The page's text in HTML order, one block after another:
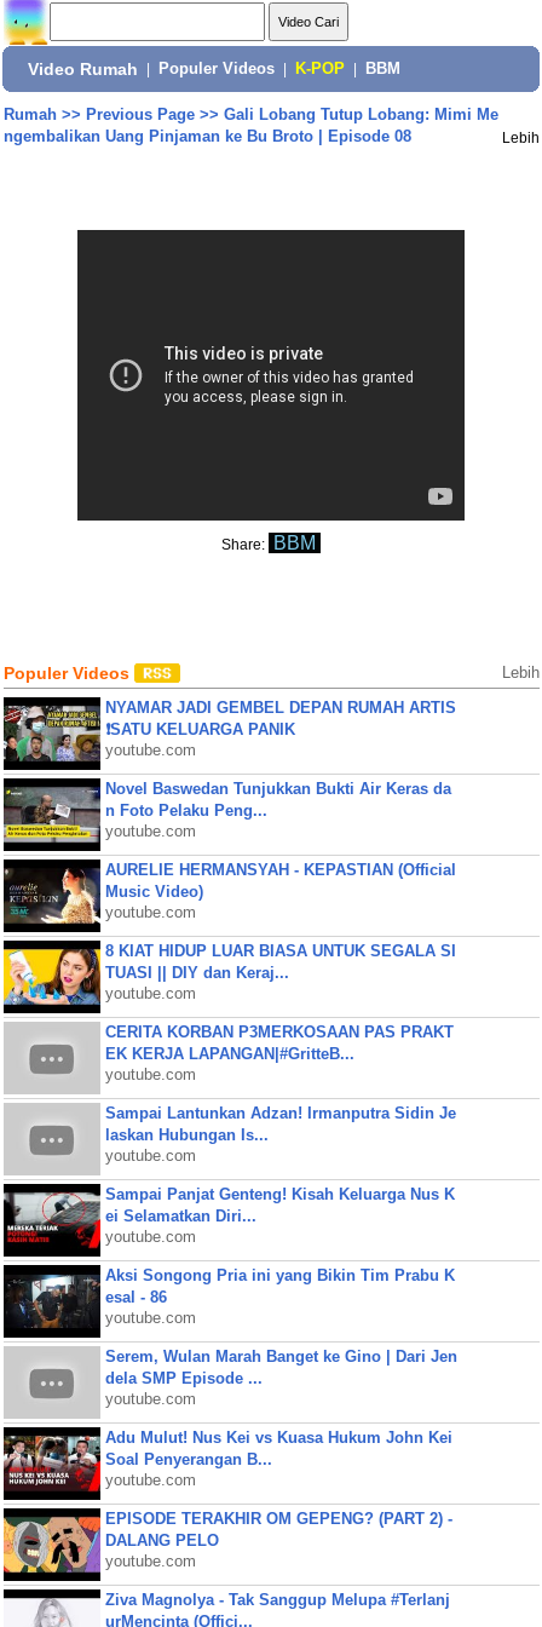
Video Rumah Populer Videos K-POP BBM
Rumah>> Previous Page>> Gali Lobang Tutup Lobang: Mimi Me
ngembalikan Uang Pinjaman ke Bu Broto | Episode 08
Lebih
Share: BBM
Populer Videos Lebih
NYAMAR JADI GEMBEL DEPAN RUMAH ARTIS
❗SATU KELUARGA PANIK
youtube.com
Novel Baswedan Tunjukkan Bukti Air Keras da
n Foto Pelaku Peng...
youtube.com
AURELIE HERMANSYAH - KEPASTIAN (Official
Music Video)
youtube.com
8 KIAT HIDUP LUAR BIASA UNTUK SEGALA SI
TUASI || DIY dan Keraj...
youtube.com
CERITA KORBAN P3MERKOSAAN PAS PRAKT
EK KERJA LAPANGAN|#GritteB...
youtube.com
Sampai Lantunkan Adzan! Irmanputra Sidin Je
laskan Hubungan Is...
youtube.com
Sampai Panjat Genteng! Kisah Keluarga Nus K
ei Selamatkan Diri...
youtube.com
Aksi Songong Pria ini yang Bikin Tim Prabu K
esal - 86
youtube.com
Serem, Wulan Marah Banget ke Gino | Dari Jen
dela SMP Episode ...
youtube.com
Adu Mulut! Nus Kei vs Kuasa Hukum John Kei
Soal Penyerangan B...
youtube.com
EPISODE TERAKHIR OM GEPENG? (PART 2) -
DALANG PELO
youtube.com
Ziva Magnolya - Tak Sanggup Melupa #Terlanj
urMencinta (Offici...